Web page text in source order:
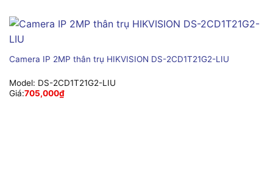
Camera IP 2MP thân trụ HIKVISION DS-2CD1T21G2-LIU
Model: DS-2CD1T21G2-LIU
Giá:705,000₫